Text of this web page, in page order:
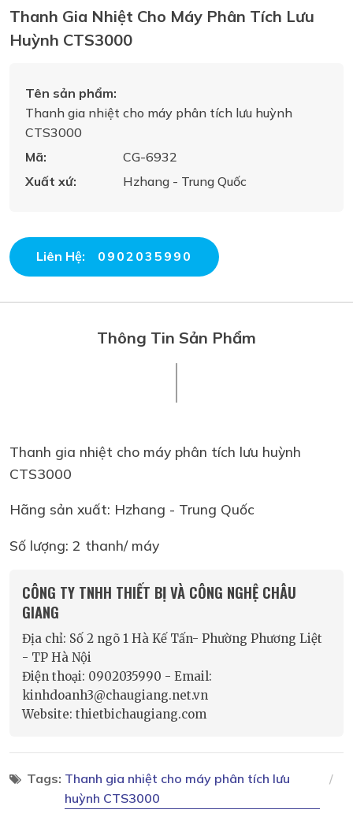
Thanh Gia Nhiệt Cho Máy Phân Tích Lưu
Huỳnh CTS3000
Tên sản phẩm:
Thanh gia nhiệt cho máy phân tích lưu huỳnh
CTS3000
Mã:
CG-6932
Xuất xứ:
Hzhang - Trung Quốc
Liên Hệ: 0902035990
Thông Tin Sản Phẩm
Thanh gia nhiệt cho máy phân tích lưu huỳnh
CTS3000
Hãng sản xuất: Hzhang - Trung Quốc
Số lượng: 2 thanh/ máy
CÔNG TY TNHH THIẾT BỊ VÀ CÔNG NGHỆ CHÂU
GIANG
Địa chỉ: Số 2 ngõ 1 Hà Kế Tấn- Phường Phương Liệt
- TP Hà Nội
Điện thoại: 0902035990 - Email:
kinhdoanh3@chaugiang.net.vn
Website: thietbichaugiang.com
Tags: Thanh gia nhiệt cho máy phân tích lưu
huỳnh CTS3000